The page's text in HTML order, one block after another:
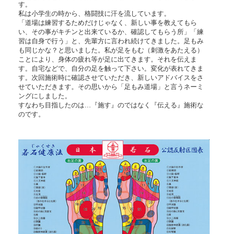
す。
私は小学生の時から、格闘技に汗を流しています。
「道場は練習するためだけじゃなく、新しい事を教えてもら
い、その事がキチンと出来ているか、確認してもらう所」「練
習は自身で行う」と、先輩方に言われ続けてきました。足もみ
も同じかな？と思いました。私が足をもむ（刺激をあたえる）
ことにより、身体の疲れ等が足に出てきます。それを伝えま
す。自宅などで、自分の足を触って下さい。変化が表れてきま
す。次回施術時に確認させていただき、新しいアドバイスをさ
せていただきます。その思いから「足もみ道場」と言うネーミ
ングにしました。
すなわち目指したのは…『施す』のではなく『伝える』施術な
のです。